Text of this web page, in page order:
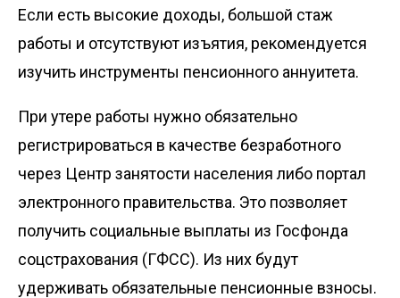
Если есть высокие доходы, большой стаж
работы и отсутствуют изъятия, рекомендуется
изучить инструменты пенсионного аннуитета.
При утере работы нужно обязательно
регистрироваться в качестве безработного
через Центр занятости населения либо портал
электронного правительства. Это позволяет
получить социальные выплаты из Госфонда
соцстрахования (ГФСС). Из них будут
удерживать обязательные пенсионные взносы.